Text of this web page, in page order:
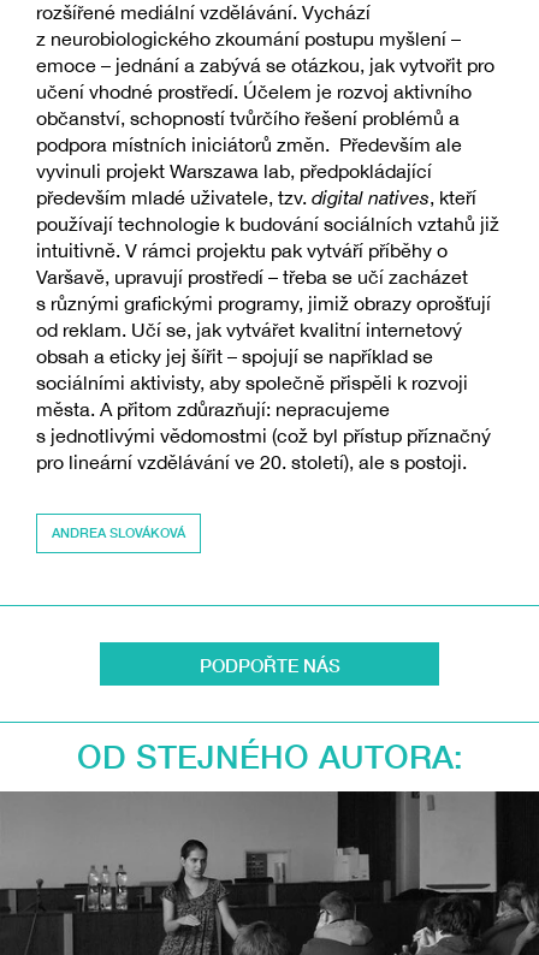
rozšířené mediální vzdělávání. Vychází
z neurobiologického zkoumání postupu myšlení –
emoce – jednání a zabývá se otázkou, jak vytvořit pro
učení vhodné prostředí. Účelem je rozvoj aktivního
občanství, schopností tvůrčího řešení problémů a
podpora místních iniciátorů změn. Především ale
vyvinuli projekt Warszawa lab, předpokládající
především mladé uživatele, tzv. digital natives, kteří
používají technologie k budování sociálních vztahů již
intuitivně. V rámci projektu pak vytváří příběhy o
Varšavě, upravují prostředí – třeba se učí zacházet
s různými grafickými programy, jimiž obrazy oprošťují
od reklam. Učí se, jak vytvářet kvalitní internetový
obsah a eticky jej šířit – spojují se například se
sociálními aktivisty, aby společně přispěli k rozvoji
města. A přitom zdůrazňují: nepracujeme
s jednotlivými vědomostmi (což byl přístup příznačný
pro lineární vzdělávání ve 20. století), ale s postoji.
ANDREA SLOVÁKOVÁ
PODPOŘTE NÁS
OD STEJNÉHO AUTORA: